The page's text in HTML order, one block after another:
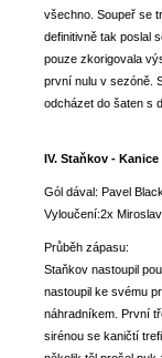
všechno. Soupeř se
definitivně tak poslal
pouze zkorigovala
první nulu v sezóně.
odcházet do šaten s
IV. Staňkov - Kanice
Gól dával: Pavel
Vyloučení:2x
Průběh zápasu:
Staňkov nastoupil
nastoupil ke svému
náhradníkem. První
sirénou se kaničtí